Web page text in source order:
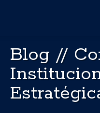
Quiénes somos
Servicios
Blog //